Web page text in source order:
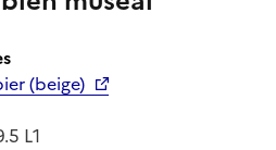
(beige)
L1